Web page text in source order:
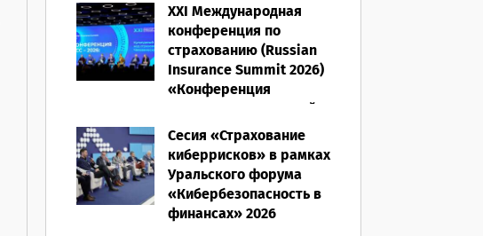
XXI Международная
конференция по
страхованию (Russian
Insurance Summit 2026)
«Конференция
ВСС-2026: Культурный
код страхования/
Человеческий фактор»
28.05.2026
Сесия «Страхование
киберрисков» в рамках
Уральского форума
«Кибербезопасность в
финансах» 2026